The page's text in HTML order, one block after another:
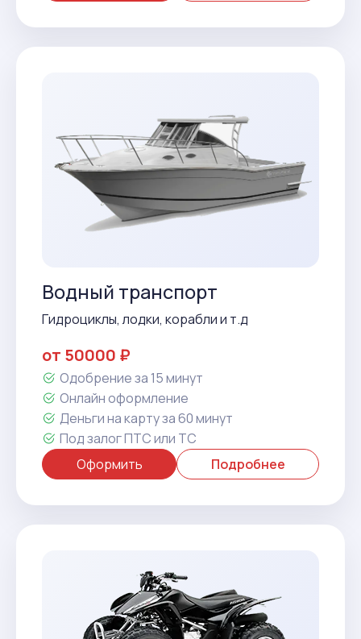
Водный транспорт
Гидроциклы, лодки, корабли и т.д
от 50000 ₽
Одобрение за 15 минут
Онлайн оформление
Деньги на карту за 60 минут
Под залог ПТС или ТС
Оформить
Подробнее